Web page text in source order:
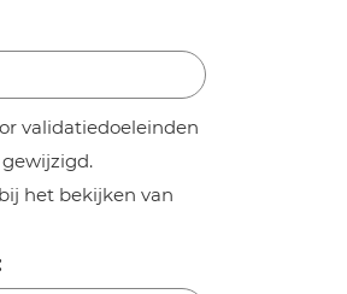
validatiedoeleinden
het bekijken van